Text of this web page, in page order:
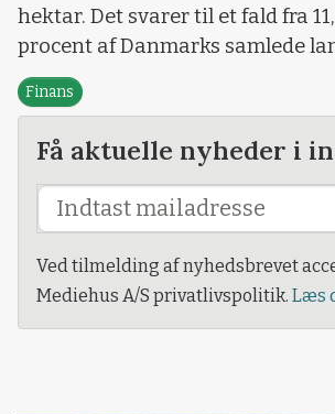
hektar. Det svarer til et fald fra
procent af Danmarks samlede
Finans
Få aktuelle nyheder i
Ved tilmelding af nyhedsbrevet
Mediehus A/S privatlivspolitik. Læs